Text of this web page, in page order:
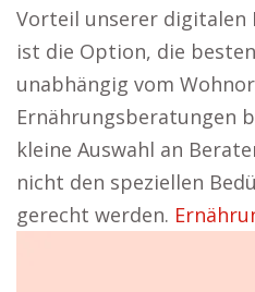
Vorteil unserer digitalen
ist die Option, die
unabhängig vom
Ernährungsberatungen
kleine Auswahl an
nicht den speziellen
gerecht werden.